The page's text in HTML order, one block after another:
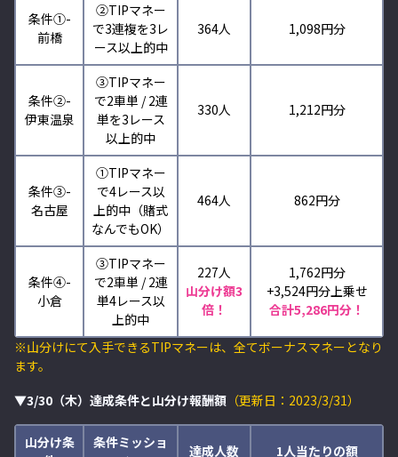
条件①-
前橋
②TIPマネー
で3連複を3レ
ース以上的中
364人 1,098円分
条件②-
伊東温泉
③TIPマネー
で2車単 / 2連
単を3レース
以上的中
330人 1,212円分
条件③-
名古屋
①TIPマネー
で4レース以
上的中（賭式
なんでもOK）
464人 862円分
条件④-
小倉
③TIPマネー
で2車単 / 2連
単4レース以
上的中
227人
山分け額3
倍！
1,762円分
+3,524円分上乗せ
合計5,286円分！
※山分けにて入手できるTIPマネーは、全てボーナスマネーとなり
ます。
▼3/30（木）達成条件と山分け報酬額 （更新日：2023/3/31）
山分け条
条件ミッショ
達成人数 1人当たりの額